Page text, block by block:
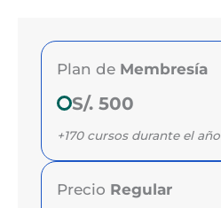
Plan de Membresía
S/. 500
+170 cursos durante el año
Precio Regular